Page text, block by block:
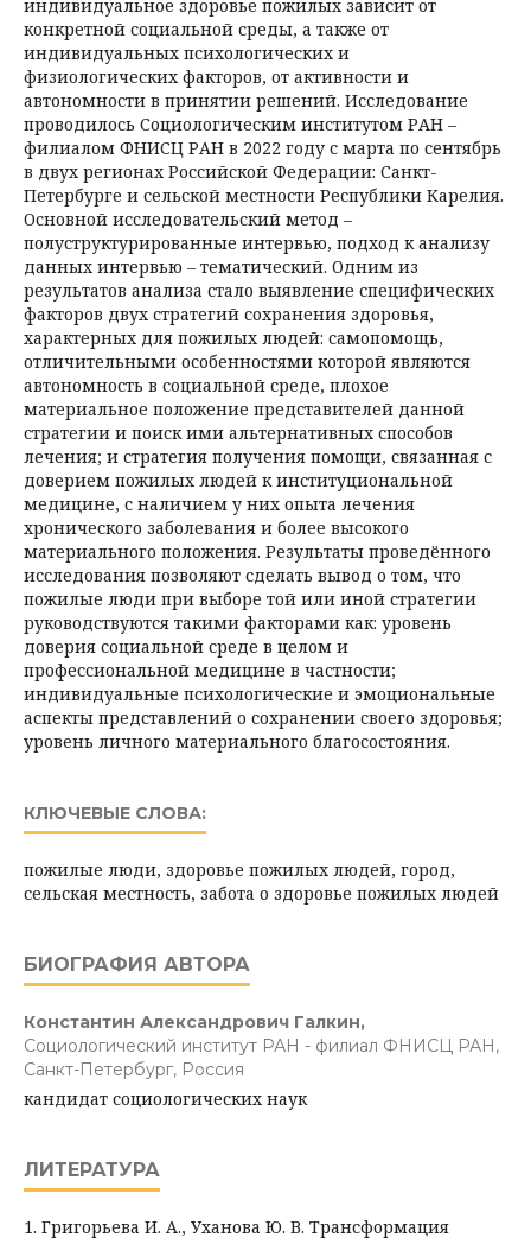
индивидуальное здоровье пожилых зависит от
конкретной социальной среды, а также от
индивидуальных психологических и
физиологических факторов, от активности и
автономности в принятии решений. Исследование
проводилось Социологическим институтом РАН –
филиалом ФНИСЦ РАН в 2022 году с марта по сентябрь
в двух регионах Российской Федерации: Санкт-
Петербурге и сельской местности Республики Карелия.
Основной исследовательский метод –
полуструктурированные интервью, подход к анализу
данных интервью – тематический. Одним из
результатов анализа стало выявление специфических
факторов двух стратегий сохранения здоровья,
характерных для пожилых людей: самопомощь,
отличительными особенностями которой являются
автономность в социальной среде, плохое
материальное положение представителей данной
стратегии и поиск ими альтернативных способов
лечения; и стратегия получения помощи, связанная с
доверием пожилых людей к институциональной
медицине, с наличием у них опыта лечения
хронического заболевания и более высокого
материального положения. Результаты проведённого
исследования позволяют сделать вывод о том, что
пожилые люди при выборе той или иной стратегии
руководствуются такими факторами как: уровень
доверия социальной среде в целом и
профессиональной медицине в частности;
индивидуальные психологические и эмоциональные
аспекты представлений о сохранении своего здоровья;
уровень личного материального благосостояния.
КЛЮЧЕВЫЕ СЛОВА:
пожилые люди, здоровье пожилых людей, город,
сельская местность, забота о здоровье пожилых людей
БИОГРАФИЯ АВТОРА
Константин Александрович Галкин,
Социологический институт РАН - филиал ФНИСЦ РАН,
Санкт-Петербург, Россия
кандидат социологических наук
ЛИТЕРАТУРА
1. Григорьева И. А., Уханова Ю. В. Трансформация